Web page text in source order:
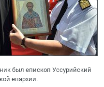
был епископ Уссурийский
епархии.